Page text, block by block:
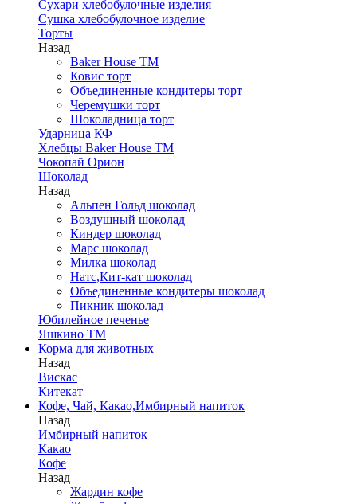
Сухари хлебобулочные изделия
Сушка хлебобулочное изделие
Торты
Назад
Baker House ТМ
Ковис торт
Объединенные кондитеры торт
Черемушки торт
Шоколадница торт
Ударница КФ
Хлебцы Baker House ТМ
Чокопай Орион
Шоколад
Назад
Альпен Гольд шоколад
Воздушный шоколад
Киндер шоколад
Марс шоколад
Милка шоколад
Натс,Кит-кат шоколад
Объединенные кондитеры шоколад
Пикник шоколад
Юбилейное печенье
Яшкино ТМ
Корма для животных
Назад
Вискас
Китекат
Кофе, Чай, Какао,Имбирный напиток
Назад
Имбирный напиток
Какао
Кофе
Назад
Жардин кофе